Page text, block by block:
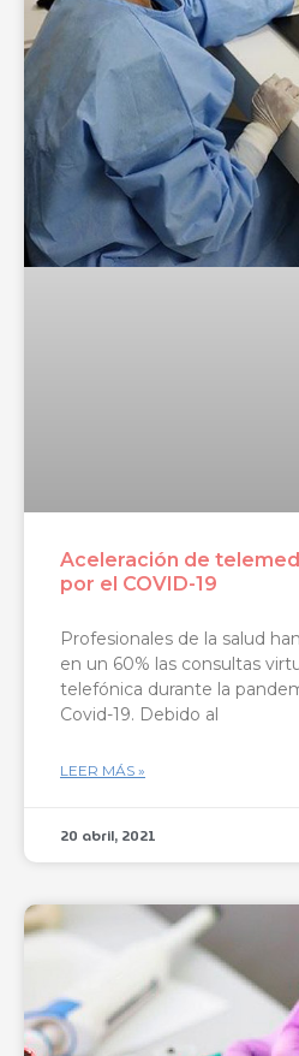
Aceleración de
por el COVID-19
Profesionales de la salud
en un 60% las consultas
telefónica durante la
Covid-19. Debido al
LEER MÁS »
20 abril, 2021